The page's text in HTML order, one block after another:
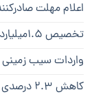
اعلام مهلت
تخصیص ۱.۵میلیارددلار برای ذخایر استراتژیک کالای اساسی در۱۴۰۴
واردات سیب زمینی
کاهش ۲.۳ درصدی تورم خوراکی ها در آخرین ماه ۱۴۰۳